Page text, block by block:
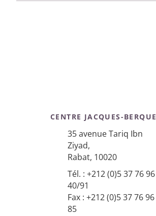
CENTRE JACQUES-BERQUE
35 avenue Tariq Ibn
Ziyad,
Rabat, 10020
Tél. : +212 (0)5 37 76 96
40/91
Fax : +212 (0)5 37 76 96
85